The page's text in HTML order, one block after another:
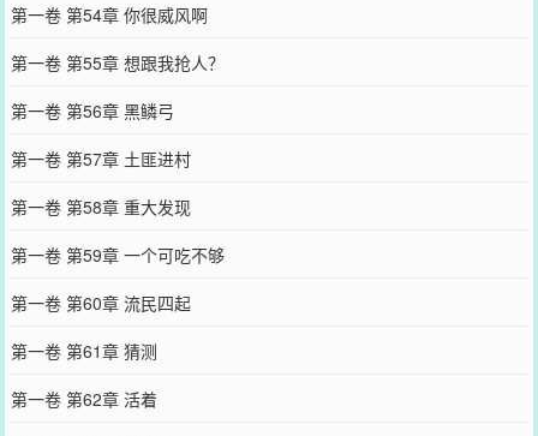
第一卷 第54章 你很威风啊
第一卷 第55章 想跟我抢人？
第一卷 第56章 黑鳞弓
第一卷 第57章 土匪进村
第一卷 第58章 重大发现
第一卷 第59章 一个可吃不够
第一卷 第60章 流民四起
第一卷 第61章 猜测
第一卷 第62章 活着